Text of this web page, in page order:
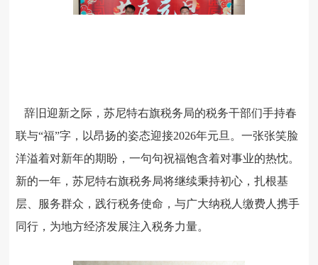
辞旧迎新之际，苏尼特右旗税务局的税务干部们手持春
联与“福”字，以昂扬的姿态迎接2026年元旦。一张张笑脸
洋溢着对新年的期盼，一句句祝福饱含着对事业的热忱。
新的一年，苏尼特右旗税务局将继续秉持初心， 扎根基
层、服务群众，践行税务使命， 与广大纳税人缴费人携手
同行， 为地方经济发展注入税务力量。